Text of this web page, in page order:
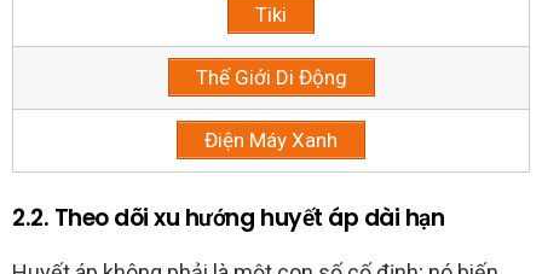
Tiki
Thế Giới Di Động
Điện Máy Xanh
2.2. Theo dõi xu hướng huyết áp dài hạn